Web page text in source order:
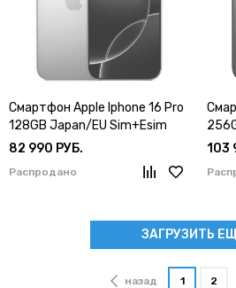
Смартфон Apple Iphone 16 Pro
128GB Japan/EU Sim+Esim
82 990 РУБ.
Распродано
103
ЗАГРУЗИТЬ
назад 1 2